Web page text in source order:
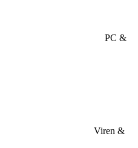
PC &
Viren &